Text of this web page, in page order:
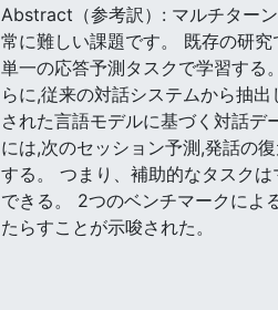
Abstract（参考訳）: マルチター
常に難しい課題です。 既存の研
単一の応答予測タスクで学習する
らに,従来の対話システムから抽
された言語モデルに基づく対話
には,次のセッション予測,発話の
する。 つまり、補助的なタスク
できる。 2つのベンチマークによ
たらすことが示唆された。